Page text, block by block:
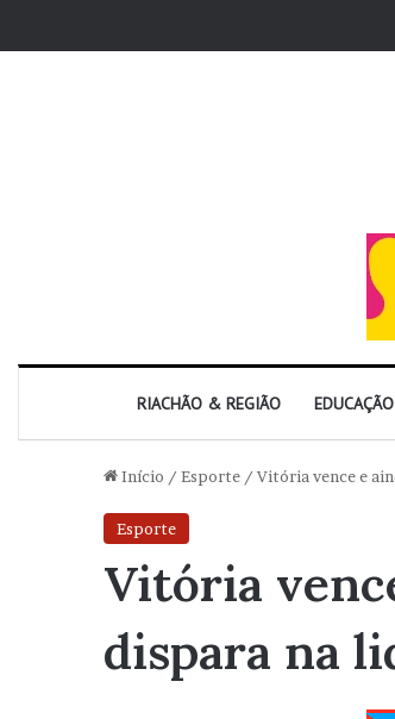
RIACHÃO & REGIÃO
Início / Esporte / Vitória vence e
Esporte
Vitória
dispara na